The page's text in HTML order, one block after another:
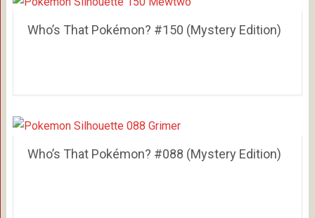
Who’s That Pokémon? #150 (Mystery Edition)
Who’s That Pokémon? #088 (Mystery Edition)